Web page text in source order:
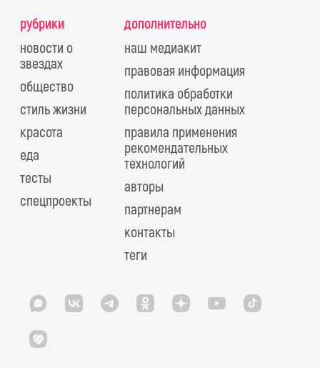
рубрики
новости о
звездах
общество
стиль жизни
красота
еда
тесты
спецпроекты
дополнительно
наш медиакит
правовая информация
политика обработки
персональных данных
правила применения
рекомендательных
технологий
авторы
партнерам
контакты
теги